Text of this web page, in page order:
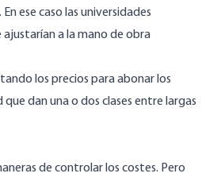
ese caso las universidades
ajustarían a la mano de obra
los precios para abonar los
dan una o dos clases entre largas
de controlar los costes. Pero